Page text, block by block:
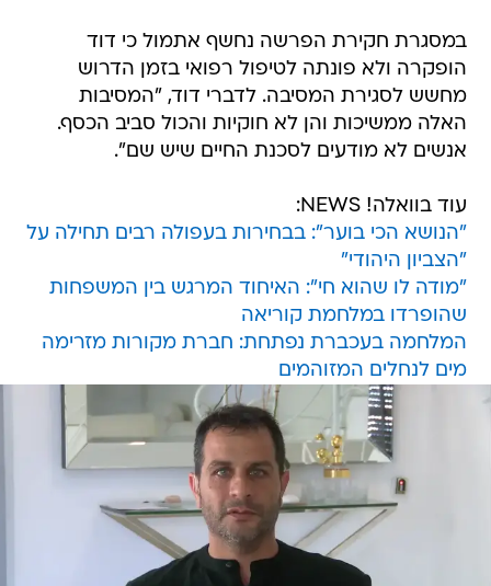
במסגרת חקירת הפרשה נחשף אתמול כי דוד
הופקרה ולא פונתה לטיפול רפואי בזמן הדרוש
מחשש לסגירת המסיבה. לדברי דוד, "המסיבות
האלה ממשיכות והן לא חוקיות והכול סביב הכסף.
אנשים לא מודעים לסכנת החיים שיש שם".
עוד בוואלה! NEWS:
"הנושא הכי בוער": בבחירות בעפולה רבים תחילה על
"הצביון היהודי"
"מודה לו שהוא חי": האיחוד המרגש בין המשפחות
שהופרדו במלחמת קוריאה
המלחמה בעכברת נפתחת: חברת מקורות מזרימה
מים לנחלים המזוהמים